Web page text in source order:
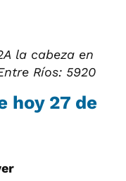
A la cabeza en
Ríos: 5920
hoy27 de